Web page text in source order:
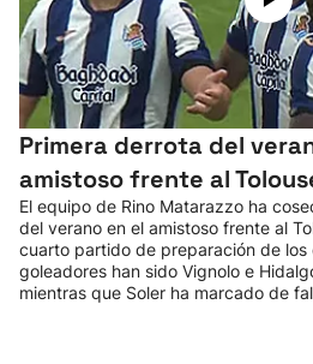
Primera derrota del
amistoso frente al
El equipo de Rino Matarazzo ha
del verano en el amistoso frente al
cuarto partido de preparación de los
goleadores han sido Vignolo e
mientras que Soler ha marcado de